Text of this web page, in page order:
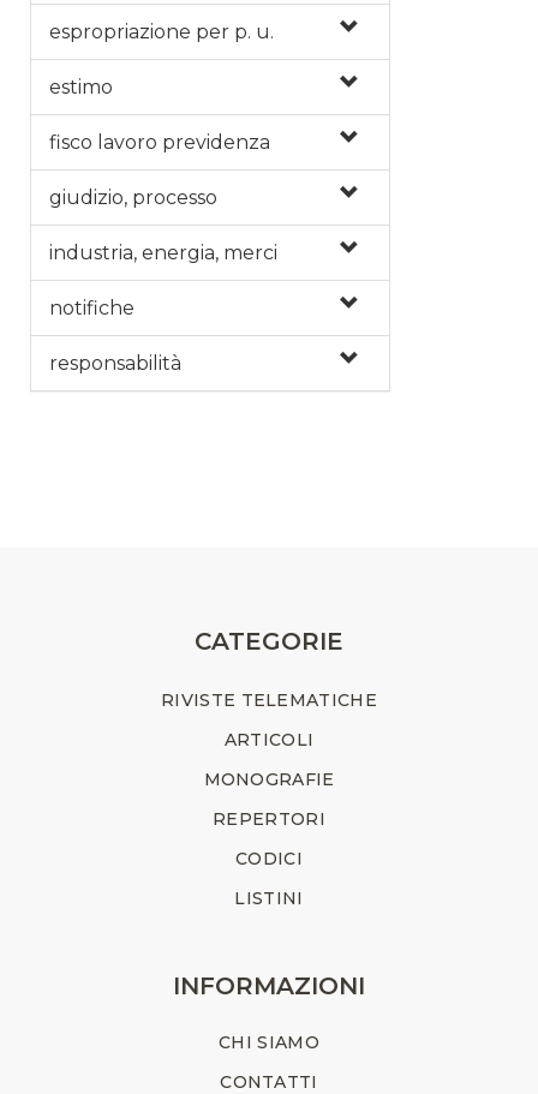
espropriazione per p. u.
estimo
fisco lavoro previdenza
giudizio, processo
industria, energia, merci
notifiche
responsabilità
CATEGORIE
RIVISTE TELEMATICHE
ARTICOLI
MONOGRAFIE
REPERTORI
CODICI
LISTINI
INFORMAZIONI
CHI SIAMO
CONTATTI